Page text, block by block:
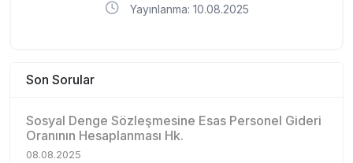
Yayınlanma: 10.08.2025
Son Sorular
Sosyal Denge Sözleşmesine Esas Personel Gideri
Oranının Hesaplanması Hk.
08.08.2025